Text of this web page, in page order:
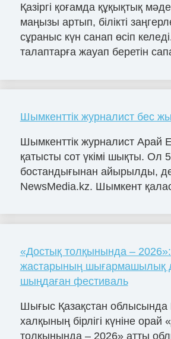
Қазіргі қоғамда құқықтық
маңызы артып, білікті
сұраныс күн санап өсіп
талаптарға жауап беретін
Шымкенттік журналист бес
Шымкенттік журналист Арай
қатысты сот үкімі шықты. Ол
бостандығынан айырылды,
NewsMedia.kz. Шымкент
«Достық толқынында –
жастарының шығармашылық
шыңдаған фестиваль
Шығыс Қазақстан облысында
халқының бірлігі күніне орай
толқынында – 2026» атты